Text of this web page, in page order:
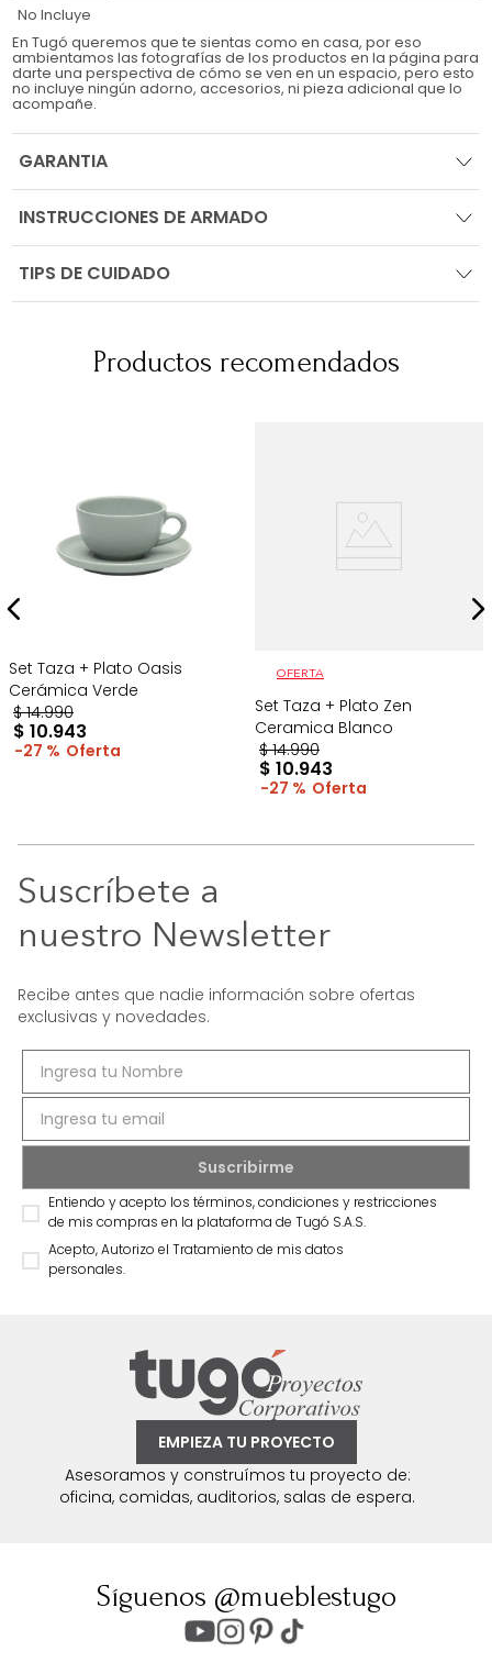
No Incluye
En Tugó queremos que te sientas como en casa, por eso
ambientamos las fotografías de los productos en la página para
darte una perspectiva de cómo se ven en un espacio, pero esto
no incluye ningún adorno, accesorios, ni pieza adicional que lo
acompañe.
GARANTIA
INSTRUCCIONES DE ARMADO
TIPS DE CUIDADO
Productos recomendados
Set Taza + Plato Oasis
Cerámica Verde
$ 14.990
$ 10.943
27 %
OFERTA
Set Taza + Plato Zen
Ceramica Blanco
$ 14.990
$ 10.943
27 %
Suscríbete a
nuestro Newsletter
Recibe antes que nadie información sobre ofertas
exclusivas y novedades.
Entiendo y acepto los términos, condiciones y restricciones
de mis compras en la plataforma de Tugó S.A.S.
Acepto, Autorizo el Tratamiento de mis datos
personales.
EMPIEZA TU PROYECTO
Asesoramos y construímos tu proyecto de:
oficina, comidas, auditorios, salas de espera.
Síguenos @mueblestugo